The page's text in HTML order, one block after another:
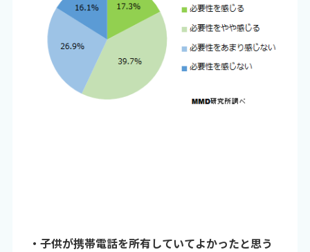
・子供が携帯電話を所有していてよかったと思う